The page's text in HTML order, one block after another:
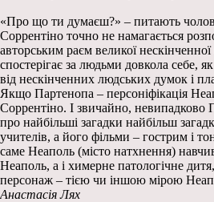
«Про що ти думаєш?» – питають
Соррентіно точно не намагається
авторським раєм великої
спостерігає за людьми довкола себе,
від нескінченних людських думок і
Якщо Партенопа – персоніфікація
Соррентіно. І звичайно,
про найбільші загадки найбільш
учителів, а його фільми – гострим і
саме Неаполь (місто натхнення)
Неаполь, а і химерне патологічне
персонаж – тією чи іншою мірою
Анастасія Лях